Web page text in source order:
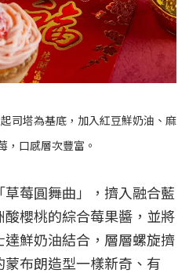
司塔為基底，加入紅豆鮮奶油、麻
，口感層次豐富。
莓圓舞曲」，擠入融合藍
櫻桃的綜合莓果醬，並將
鮮奶油結合，層層螺旋擠
布朗造型一樣新奇、有